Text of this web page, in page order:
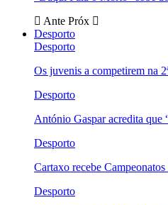
Ante Próx
Desporto
Desporto
Os juvenis a competirem na
Desporto
António Gaspar acredita que
Desporto
Cartaxo recebe
Desporto